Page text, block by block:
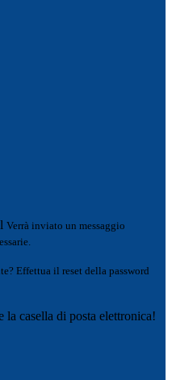
Verrà inviato un messaggio
Effettua il reset della password
casella di posta elettronica!